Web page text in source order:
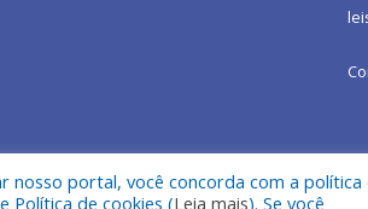
Mapa do Site
nosso portal, você concorda com a política
Política de cookies (Leia mais). Se você